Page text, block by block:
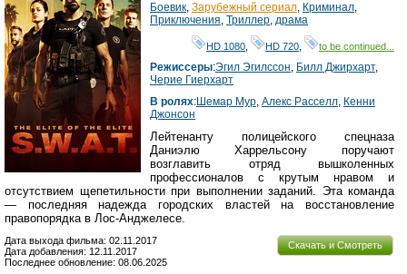
Боевик, Зарубежный сериал, Криминал,
Приключения, Триллер, драма
HD 1080 HD 720 to be continued...
Режиссеры:Эгил Эгилссон, Билл Джирхарт,
Черие Гиерхарт
В ролях:Шемар Мур, Алекс Расселл, Кенни
Джонсон
Лейтенанту полицейского спецназа
Даниэлю Харрельсону поручают
возглавить отряд вышколенных
профессионалов с крутым нравом и
отсутствием щепетильности при выполнении заданий. Эта команда
— последняя надежда городских властей на восстановление
правопорядка в Лос-Анджелесе.
Скачать и Смотреть
Дата выхода фильма: 02.11.2017
Дата добавления: 12.11.2017
Последнее обновление: 08.06.2025